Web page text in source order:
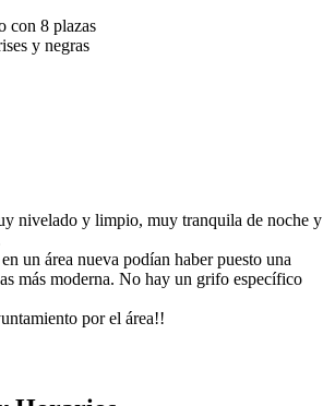
con 8 plazas
y negras
nivelado y limpio, muy tranquila de noche y
un área nueva podían haber puesto una
más moderna. No hay un grifo específico
por el área!!